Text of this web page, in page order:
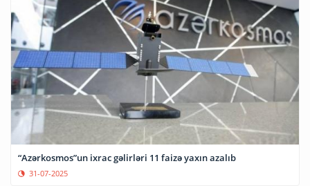
“Azərkosmos”un ixrac gəlirləri 11 faizə yaxın azalıb
31-07-2025